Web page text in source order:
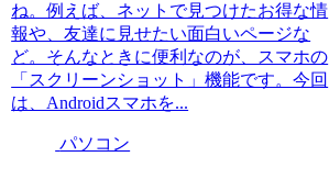
ね。例えば、ネットで見つけたお得な情
報や、友達に見せたい面白いページな
ど。そんなときに便利なのが、スマホの
「スクリーンショット」機能です。今回
は、Androidスマホを...
パソコン